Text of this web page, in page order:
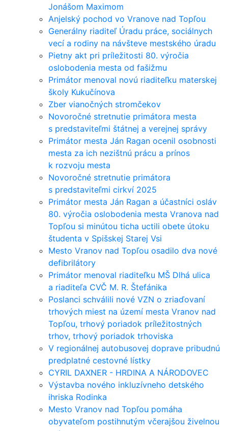
Jonášom Maximom
Anjelský pochod vo Vranove nad Topľou
Generálny riaditeľ Úradu práce, sociálnych
vecí a rodiny na návšteve mestského úradu
Pietny akt pri príležitosti 80. výročia
oslobodenia mesta od fašižmu
Primátor menoval novú riaditeľku materskej
školy Kukučínova
Zber vianočných stromčekov
Novoročné stretnutie primátora mesta
s predstaviteľmi štátnej a verejnej správy
Primátor mesta Ján Ragan ocenil osobnosti
mesta za ich nezištnú prácu a prínos
k rozvoju mesta
Novoročné stretnutie primátora
s predstaviteľmi cirkví 2025
Primátor mesta Ján Ragan a účastníci osláv
80. výročia oslobodenia mesta Vranova nad
Topľou si minútou ticha uctili obete útoku
študenta v Spišskej Starej Vsi
Mesto Vranov nad Topľou osadilo dva nové
defibrilátory
Primátor menoval riaditeľku MŠ Dlhá ulica
a riaditeľa CVČ M. R. Štefánika
Poslanci schválili nové VZN o zriaďovaní
trhových miest na území mesta Vranov nad
Topľou, trhový poriadok príležitostných
trhov, trhový poriadok trhoviska
V regionálnej autobusovej doprave pribudnú
predplatné cestovné lístky
CYRIL DAXNER - HRDINA A NÁRODOVEC
Výstavba nového inkluzívneho detského
ihriska Rodinka
Mesto Vranov nad Topľou pomáha
obyvateľom postihnutým včerajšou živelnou